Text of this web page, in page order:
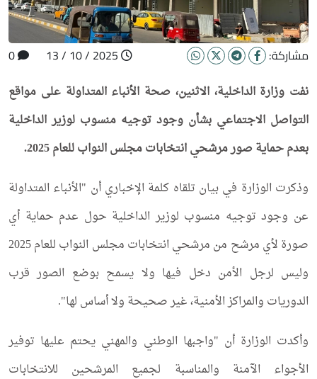
مشاركة:
نفت وزارة الداخلية، الاثنين، صحة الأنباء المتداولة على مواقع
التواصل الاجتماعي بشأن وجود توجيه منسوب لوزير الداخلية
بعدم حماية صور مرشحي انتخابات مجلس النواب للعام 2025.
وذكرت الوزارة في بيان تلقاه كلمة الإخباري أن "الأنباء المتداولة
عن وجود توجيه منسوب لوزير الداخلية حول عدم حماية أي
صورة لأي مرشح من مرشحي انتخابات مجلس النواب للعام 2025
وليس لرجل الأمن دخل فيها ولا يسمح بوضع الصور قرب
الدوريات والمراكز الأمنية، غير صحيحة ولا أساس لها".
وأكدت الوزارة أن "واجبها الوطني والمهني يحتم عليها توفير
الأجواء الآمنة والمناسبة لجميع المرشحين للانتخابات